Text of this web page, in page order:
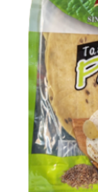
r
a
m
s
-
c
a
r
d
Plain
Papad-
200gm